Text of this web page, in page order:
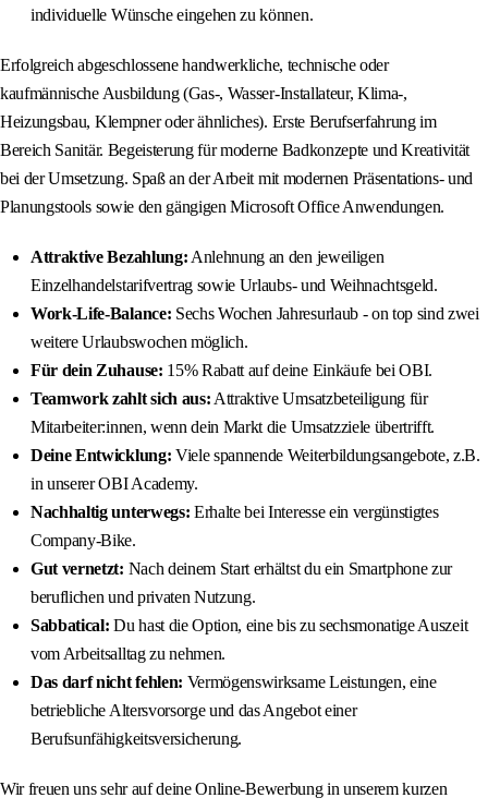
individuelle Wünsche eingehen zu können.
Erfolgreich abgeschlossene handwerkliche, technische oder
kaufmännische Ausbildung (Gas-, Wasser-Installateur, Klima-,
Heizungsbau, Klempner oder ähnliches). Erste Berufserfahrung im
Bereich Sanitär. Begeisterung für moderne Badkonzepte und Kreativität
bei der Umsetzung. Spaß an der Arbeit mit modernen Präsentations- und
Planungstools sowie den gängigen Microsoft Office Anwendungen.
Attraktive Bezahlung: Anlehnung an den jeweiligen
Einzelhandelstarifvertrag sowie Urlaubs- und Weihnachtsgeld.
Work-Life-Balance: Sechs Wochen Jahresurlaub - on top sind zwei
weitere Urlaubswochen möglich.
Für dein Zuhause: 15% Rabatt auf deine Einkäufe bei OBI.
Teamwork zahlt sich aus: Attraktive Umsatzbeteiligung für
Mitarbeiter:innen, wenn dein Markt die Umsatzziele übertrifft.
Deine Entwicklung: Viele spannende Weiterbildungsangebote, z.B.
in unserer OBI Academy.
Nachhaltig unterwegs: Erhalte bei Interesse ein vergünstigtes
Company-Bike.
Gut vernetzt: Nach deinem Start erhältst du ein Smartphone zur
beruflichen und privaten Nutzung.
Sabbatical: Du hast die Option, eine bis zu sechsmonatige Auszeit
vom Arbeitsalltag zu nehmen.
Das darf nicht fehlen: Vermögenswirksame Leistungen, eine
betriebliche Altersvorsorge und das Angebot einer
Berufsunfähigkeitsversicherung.
Wir freuen uns sehr auf deine Online-Bewerbung in unserem kurzen